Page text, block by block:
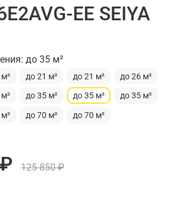
EE SEIYA
до 35 м²
до 21 м² до 21 м² до 26 м²
до 35 м² до 35 м² до 35 м²
до 70 м² до 70 м²
125 850 ₽